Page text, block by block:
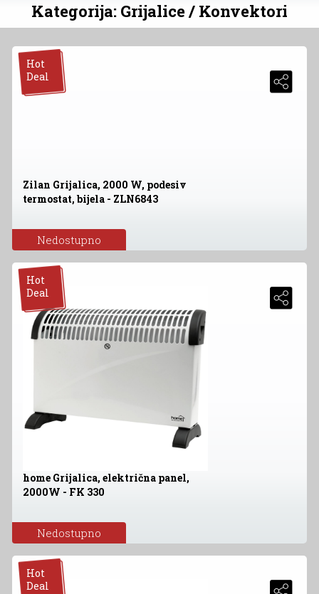
Kategorija: Grijalice / Konvektori
Hot
Deal
Zilan Grijalica, 2000 W, podesiv
termostat, bijela - ZLN6843
Nedostupno
Hot
Deal
home Grijalica, električna panel,
2000W - FK 330
Nedostupno
Hot
Deal